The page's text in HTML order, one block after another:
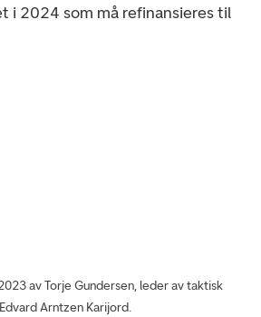
i 2024 som må refinansieres til
av Torje Gundersen, leder av taktisk
Arntzen Karijord.